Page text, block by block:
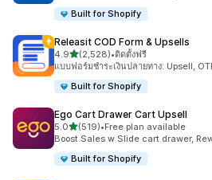
Built for Shopify
Releasit COD Form & Upsells
4.9เต็ม 5 ดาว
(2,528)
ทั้งหมด 2528 รีวิว
•ติดตั้งฟรี
แบบฟอร์มชำระเงินปลายทาง: Upsell,
Built for Shopify
Ego Cart Drawer Cart Upsell
5.0เต็ม 5 ดาว
(519)
ทั้งหมด 519 รีวิว
•Free plan available
Boost Sales w Slide cart drawer,
Built for Shopify